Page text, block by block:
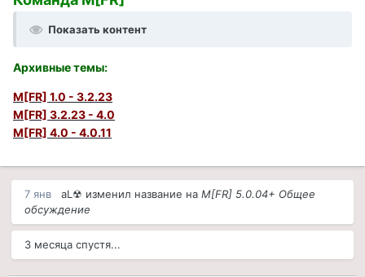
Показать контент
Архивные темы:
M[FR] 1.0 - 3.2.23
M[FR] 3.2.23 - 4.0
M[FR] 4.0 - 4.0.11
7 янв aL☢ изменил название на M[FR] 5.0.04+ Общее
обсуждение
3 месяца спустя...